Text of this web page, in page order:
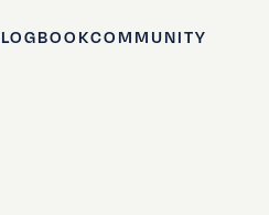
LOGBOOKCOMMUNITY